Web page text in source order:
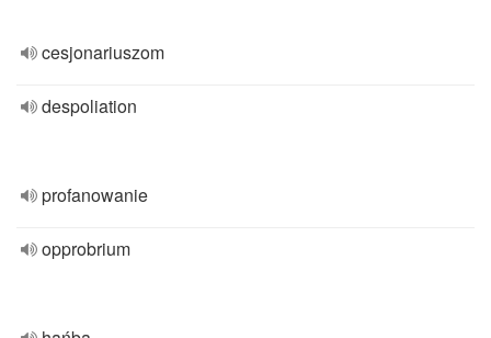
cesjonariuszom
despoliation
profanowanie
opprobrium